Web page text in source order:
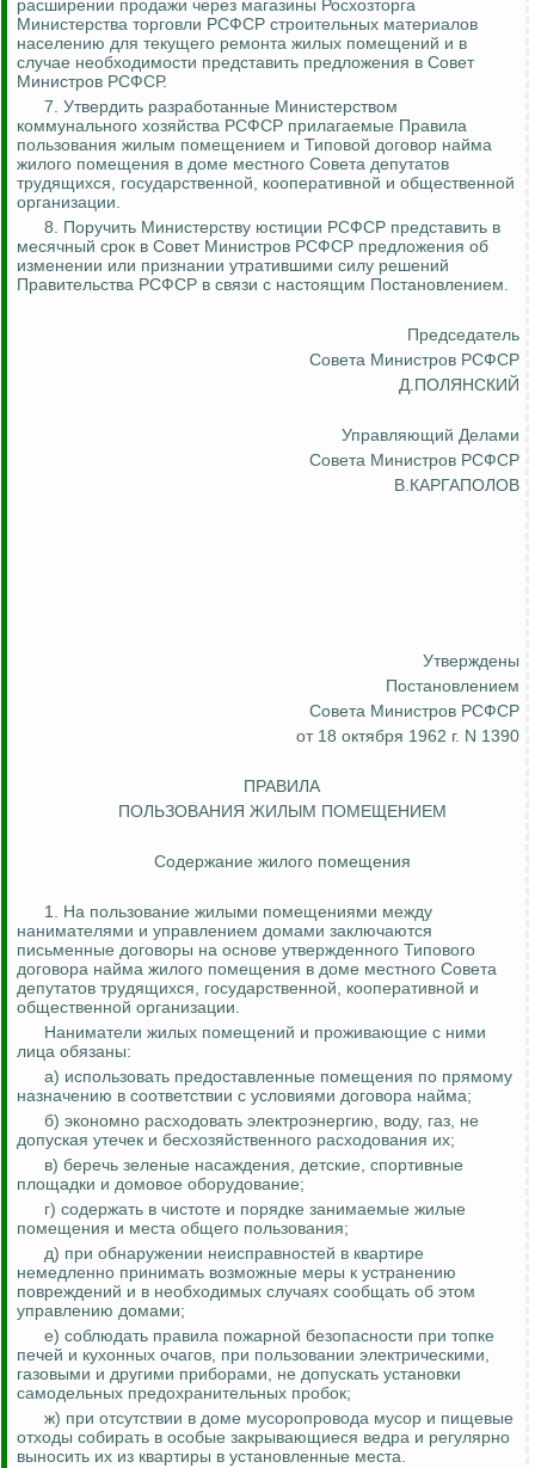
расширении продажи через магазины Росхозторга
Министерства торговли РСФСР строительных материалов
населению для текущего ремонта жилых помещений и в
случае необходимости представить предложения в Совет
Министров РСФСР.
7. Утвердить разработанные Министерством
коммунального хозяйства РСФСР прилагаемые Правила
пользования жилым помещением и Типовой договор найма
жилого помещения в доме местного Совета депутатов
трудящихся, государственной, кооперативной и общественной
организации.
8. Поручить Министерству юстиции РСФСР представить в
месячный срок в Совет Министров РСФСР предложения об
изменении или признании утратившими силу решений
Правительства РСФСР в связи с настоящим Постановлением.
Председатель
Совета Министров РСФСР
Д.ПОЛЯНСКИЙ
Управляющий Делами
Совета Министров РСФСР
В.КАРГАПОЛОВ
Утверждены
Постановлением
Совета Министров РСФСР
от 18 октября 1962 г. N 1390
ПРАВИЛА
ПОЛЬЗОВАНИЯ ЖИЛЫМ ПОМЕЩЕНИЕМ
Содержание жилого помещения
1. На пользование жилыми помещениями между
нанимателями и управлением домами заключаются
письменные договоры на основе утвержденного Типового
договора найма жилого помещения в доме местного Совета
депутатов трудящихся, государственной, кооперативной и
общественной организации.
Наниматели жилых помещений и проживающие с ними
лица обязаны:
а) использовать предоставленные помещения по прямому
назначению в соответствии с условиями договора найма;
б) экономно расходовать электроэнергию, воду, газ, не
допуская утечек и бесхозяйственного расходования их;
в) беречь зеленые насаждения, детские, спортивные
площадки и домовое оборудование;
г) содержать в чистоте и порядке занимаемые жилые
помещения и места общего пользования;
д) при обнаружении неисправностей в квартире
немедленно принимать возможные меры к устранению
повреждений и в необходимых случаях сообщать об этом
управлению домами;
е) соблюдать правила пожарной безопасности при топке
печей и кухонных очагов, при пользовании электрическими,
газовыми и другими приборами, не допускать установки
самодельных предохранительных пробок;
ж) при отсутствии в доме мусоропровода мусор и пищевые
отходы собирать в особые закрывающиеся ведра и регулярно
выносить их из квартиры в установленные места.